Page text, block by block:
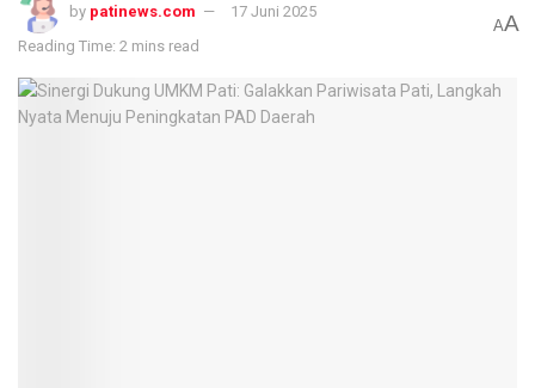
by patinews.com
17 Juni 2025
Reading Time: 2 mins read
AA